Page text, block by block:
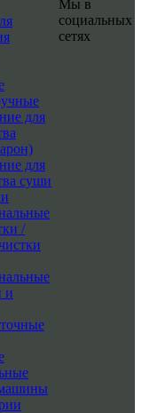
для
для
суши
/
и
Мы в
социальных
сетях